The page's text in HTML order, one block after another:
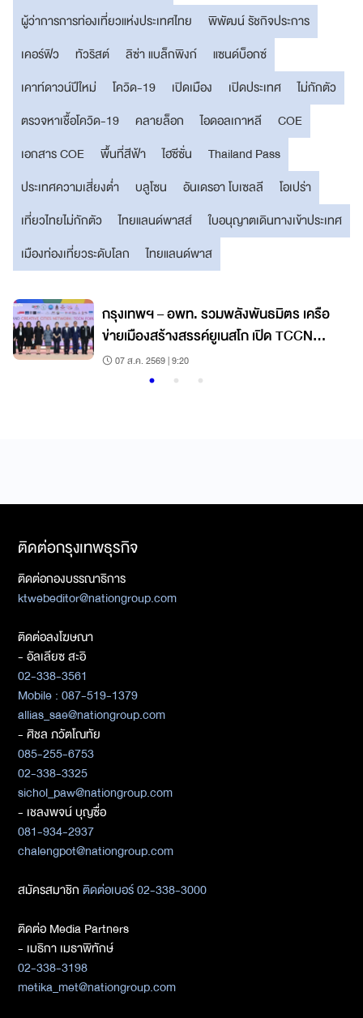
ผู้ว่าการการท่องเที่ยวแห่งประเทศไทย
พิพัฒน์ รัชกิจประการ
เคอร์ฟิว
ทัวริสต์ ลิซ่า แบล็กพิงก์
แซนด์บ็อกซ์
เคาท์ดาวน์ปีใหม่
โควิด-19 เปิดเมือง เปิดประเทศ
ไม่กักตัว
ตรวจหาเชื้อโควิด-19
คลายล็อก ไอดอลเกาหลี
COE
เอกสาร COE
พื้นที่สีฟ้า ไฮซีซั่น
Thailand Pass
ประเทศความเสี่ยงต่ำ
บลูโซน อันเดรอา โบเซลลี
โอเปร่า
เที่ยวไทยไม่กักตัว
ไทยแลนด์พาสส์
ใบอนุญาตเดินทางเข้าประเทศ
เมืองท่องเที่ยวระดับโลก
ไทยแลนด์พาส
กรุงเทพฯ – อพท. รวมพลังพันธมิตร เครือ
ข่ายเมืองสร้างสรรค์ยูเนสโก เปิด TCCN
Forum 2026
07 ส.ค. 2569 | 9:20
ติดต่อกรุงเทพธุรกิจ
ติดต่อกองบรรณาธิการ
ktwebeditor@nationgroup.com
ติดต่อลงโฆษณา
- อัลเลียซ สะอิ
02-338-3561
Mobile : 087-519-1379
allias_sae@nationgroup.com
- ศิชล ภวัตโณทัย
085-255-6753
02-338-3325
sichol_paw@nationgroup.com
- เชลงพจน์ บุญซื่อ
081-934-2937
chalengpot@nationgroup.com
สมัครสมาชิกติดต่อเบอร์ 02-338-3000
ติดต่อ Media Partners
- เมธิกา เมธาพิทักษ์
02-338-3198
metika_met@nationgroup.com